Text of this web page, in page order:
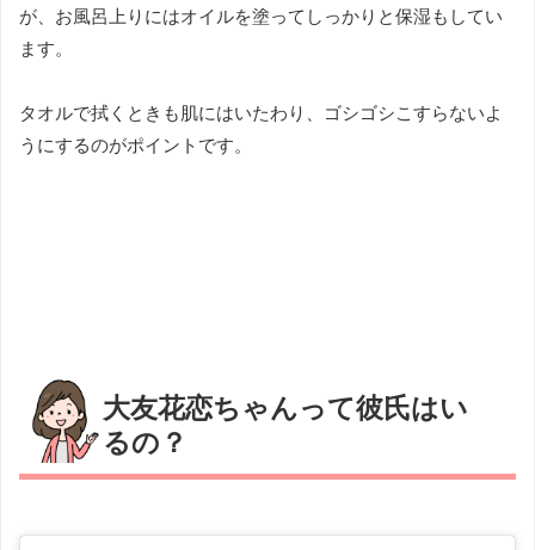
が、お風呂上りにはオイルを塗ってしっかりと保湿もしてい
ます。
タオルで拭くときも肌にはいたわり、ゴシゴシこすらないよ
うにするのがポイントです。
大友花恋ちゃんって彼氏はい
るの？